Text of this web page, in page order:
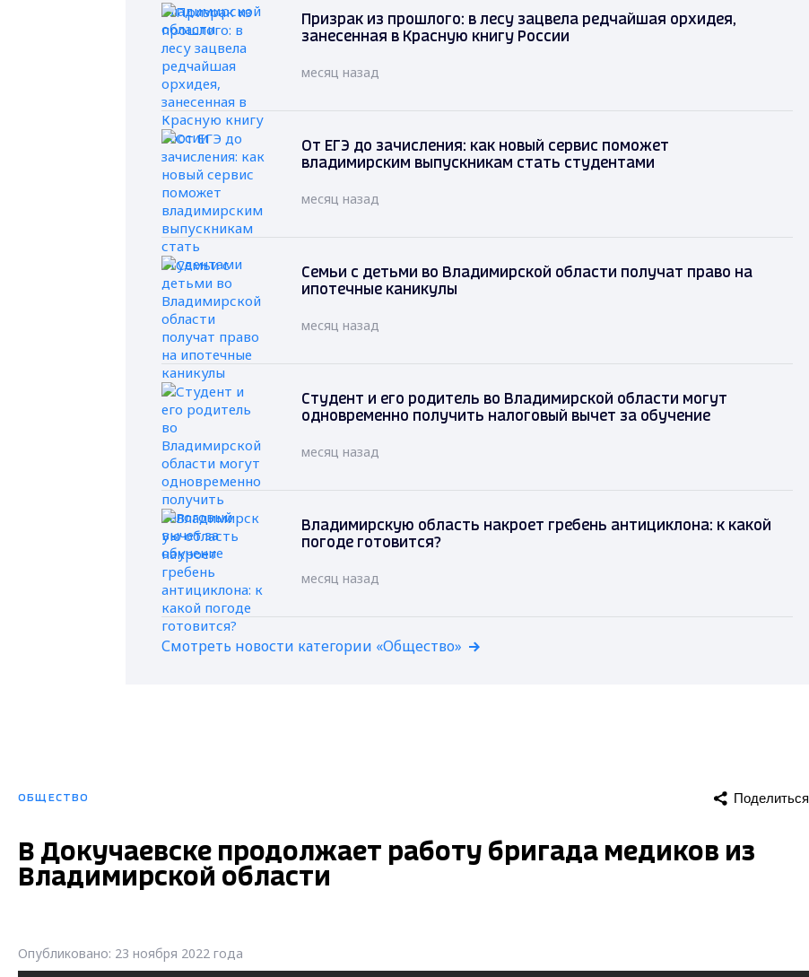
Призрак из прошлого: в лесу зацвела редчайшая орхидея,
занесенная в Красную книгу России
месяц назад
От ЕГЭ до зачисления: как новый сервис поможет
владимирским выпускникам стать студентами
месяц назад
Семьи с детьми во Владимирской области получат право на
ипотечные каникулы
месяц назад
Студент и его родитель во Владимирской области могут
одновременно получить налоговый вычет за обучение
месяц назад
Владимирскую область накроет гребень антициклона: к какой
погоде готовится?
месяц назад
Смотреть новости категории «Общество»
ОБЩЕСТВО Поделиться
В Докучаевске продолжает работу бригада медиков из
Владимирской области
Опубликовано: 23 ноября 2022 года